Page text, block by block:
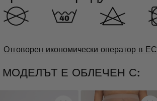
Отговорен икономически оператор в ЕС
МОДЕЛЪТ Е ОБЛЕЧЕН С: